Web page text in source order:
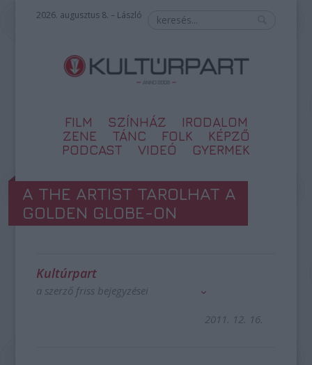
2026. augusztus 8. – László
FILM SZÍNHÁZ
IRODALOM
ZENE
TÁNC FOLK
KÉPZŐ
PODCAST
VIDEÓ GYERMEK
A THE ARTIST TAROLHAT A
GOLDEN GLOBE-ON
Kultúrpart
a szerző friss bejegyzései
2011. 12. 16.